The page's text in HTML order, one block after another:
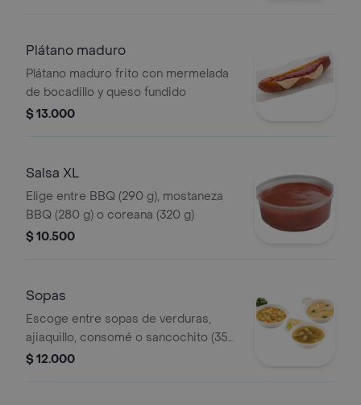
Plátano maduro
Plátano maduro frito con mermelada
de bocadillo y queso fundido
$ 13.000
Salsa XL
Elige entre BBQ (290 g), mostaneza
BBQ (280 g) o coreana (320 g)
$ 10.500
Sopas
Escoge entre sopas de verduras,
ajiaquillo, consomé o sancochito (350
g)
$ 12.000